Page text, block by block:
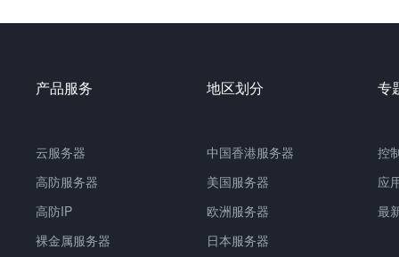
产品服务
云服务器
高防服务器
高防IP
裸金属服务器
地区划分
中国香港服务器
美国服务器
欧洲服务器
日本服务器
专
控
应
最